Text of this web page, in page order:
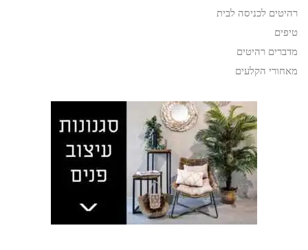
רהיטים לכניסה לבית
טיפים
מדברים רהיטים
מאחורי הקלעים